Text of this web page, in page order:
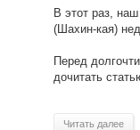
В этот раз,
(Шахин-кая)
Перед
дочитать
Читать далее